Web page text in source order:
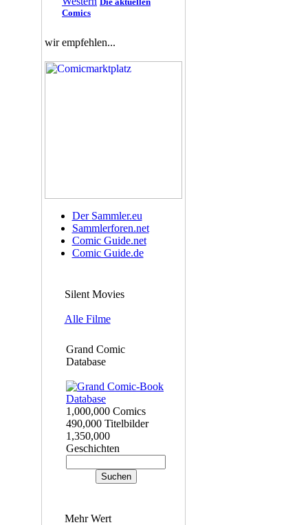
Comics
wir empfehlen...
Der Sammler.eu
Sammlerforen.net
Comic Guide.net
Comic Guide.de
Silent Movies
Alle Filme
Grand Comic
Database
1,000,000 Comics
490,000 Titelbilder
1,350,000
Geschichten
Mehr Wert